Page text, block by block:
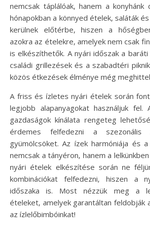
nemcsak táplálóak, hanem a
hónapokban a könnyed ételek, saláták
kerülnek előtérbe, hiszen a
azokra az ételekre, amelyek nem csak
is elkészíthetők. A nyári időszak a
családi grillezések és a szabadtéri
közös étkezések élménye még
A friss és ízletes nyári ételek során
legjobb alapanyagokat használjuk fel.
gazdaságok kínálata rengeteg
érdemes felfedezni a szezonális
gyümölcsöket. Az ízek harmóniája és a
nemcsak a tányéron, hanem a
nyári ételek elkészítése során ne
kombinációkat felfedezni, hiszen a
időszaka is. Most nézzük meg a
ételeket, amelyek garantáltan feldobják
az ízlelőbimbóinkat!